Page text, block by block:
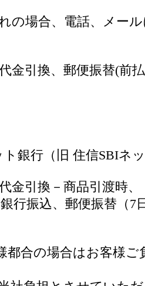
の場合、電話、メー
金引換、郵便振替(前
銀行（旧 住信SBIネ
金引換－商品引渡時、
便振替（7日
都合の場合はお客様ご